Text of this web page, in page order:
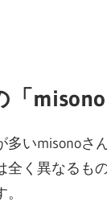
misono
いmisonoさ
く異なるも